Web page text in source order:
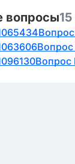
вопросы15